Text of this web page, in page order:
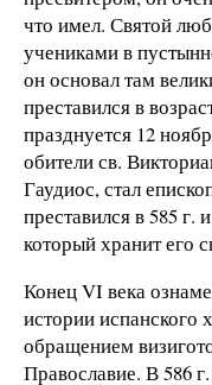
что имел. Святой
учениками в
он основал там
преставился в
празднуется 12
обители св.
Гаудиос, стал
преставился в585 г.
который хранит его
Конец VI века
истории испанского
обращением
Православие. В586 г